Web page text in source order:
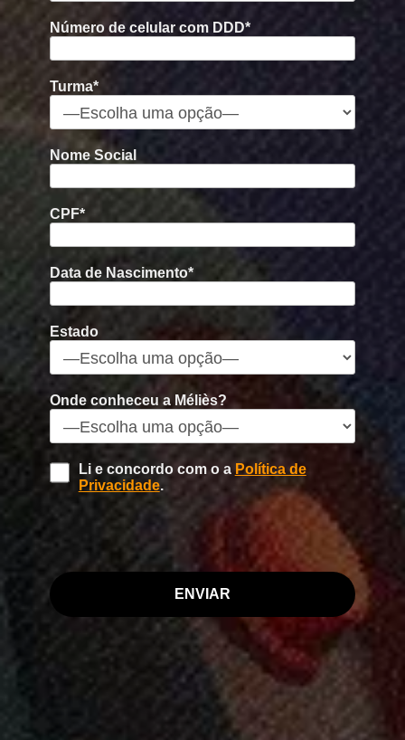
Número de celular com DDD*
Turma*
Nome Social
CPF*
Data de Nascimento*
Estado
Onde conheceu a Méliès?
Li e concordo com o a Política de
Privacidade.